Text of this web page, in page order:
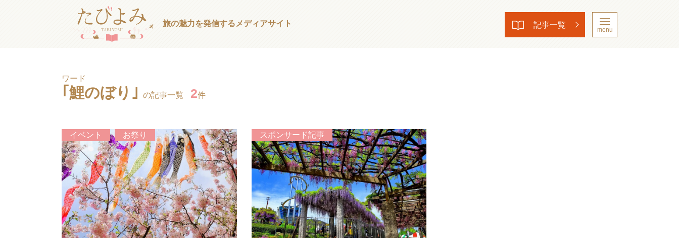
旅の魅力を発信する メディアサイト 記事一覧
menu
ワード
｢鯉のぼり｣ の記事一覧 2件
イベント お祭り スポンサード記事